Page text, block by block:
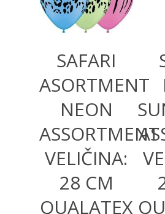
SAFARI
ASORTMENT
NEON
ASSORTMENT
VELIČINA:
28 CM
QUALATEX